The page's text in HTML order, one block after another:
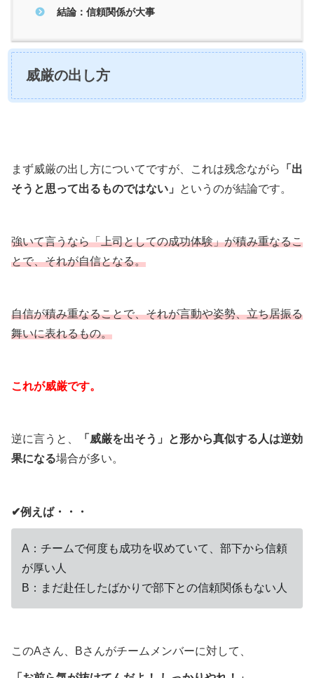
結論：信頼関係が大事
威厳の出し方
まず威厳の出し方についてですが、これは残念ながら
「出
そうと思って出るものではない」
というのが結論です。
強いて言うなら「上司としての成功体験」が積み重なるこ
とで、それが自信となる。
自信が積み重なることで、それが言動や姿勢、立ち居振る
舞いに表れるもの。
これが威厳です。
逆に言うと、
「威厳を出そう」と形から真似する人は逆効
果になる場合が多い。
✔例えば・・・
A：チームで何度も成功を収めていて、部下から信頼
が厚い人
B：まだ赴任したばかりで部下との信頼関係もない人
このAさん、Bさんがチームメンバーに対して、